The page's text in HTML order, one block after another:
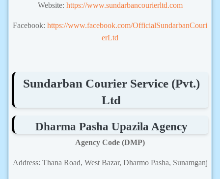
Website: https://www.sundarbancourierltd.com
Facebook: https://www.facebook.com/OfficialSundarbanCouri
erLtd
Sundarban Courier Service (Pvt.)
Ltd
Dharma Pasha Upazila Agency
Agency Code (DMP)
Address: Thana Road, West Bazar, Dharmo Pasha, Sunamganj